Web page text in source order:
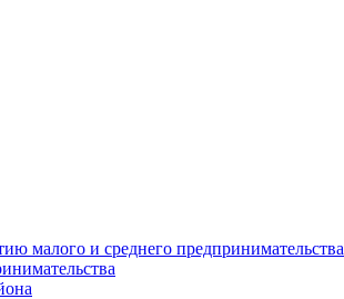
малого и среднего предпринимательства